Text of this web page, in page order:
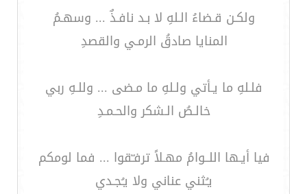
ولكـن قـضاءُ الـلهِ لا بـد نافـذٌ ... وسهـمُ
المنايا صادقُ الرمـي والقصدِ
فلـلهِ ما يـأتي ولـلهِ ما مـضى ... وللـهِ ربي
خالـصُ الـشكر والحـمـدِ
فيا أيـها اللــوامُ مهـلاً ترفـّقوا ... فما لومكم
يـُثني عناني ولا يـُجـدي